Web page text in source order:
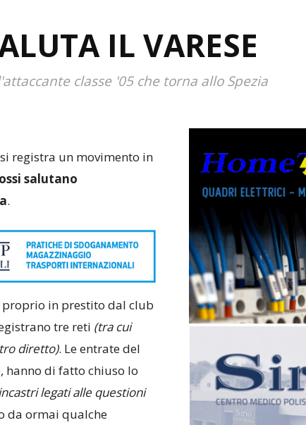
IL VARESE
classe '05 che torna allo Spezia
registra un movimento in
salutano
.
in prestito dal club
tre reti (tra cui
diretto). Le entrate del
hanno di fatto chiuso lo
legati alle questioni
da ormai qualche